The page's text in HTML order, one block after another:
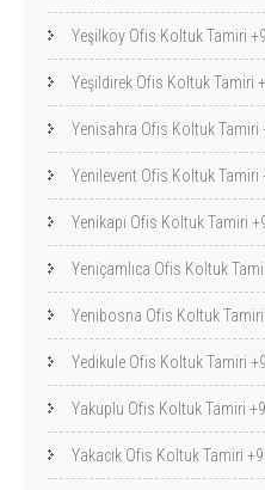
Yeşilköy Ofis Koltuk Tamiri
Yeşildirek Ofis Koltuk Tamiri
Yenisahra Ofis Koltuk Tamiri
Yenilevent Ofis Koltuk Tamiri
Yenikapı Ofis Koltuk Tamiri
Yeniçamlıca Ofis Koltuk
Yenibosna Ofis Koltuk
Yedikule Ofis Koltuk Tamiri
Yakuplu Ofis Koltuk Tamiri
Yakacık Ofis Koltuk Tamiri